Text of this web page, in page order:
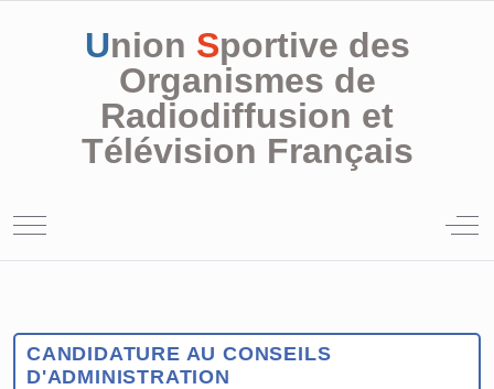
Union Sportive des
Organismes de
Radiodiffusion et
Télévision Français
Mobile Menu Toggle Off-
CANDIDATURE AU CONSEILS
D'ADMINISTRATION